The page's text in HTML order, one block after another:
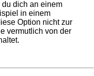
dich an einem
in einem
Option nicht zur
vermutlich von der